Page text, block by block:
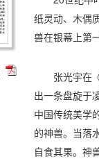
纸灵动、木偶
兽在银幕上第
张光宇在
出一条盘旋于
中国传统美学
的神兽。当落
自食其果。神